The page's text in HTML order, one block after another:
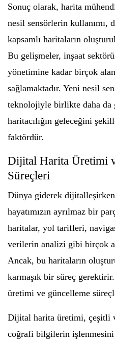
Sonuç olarak, harita
nesil sensörlerin kullanımı,
kapsamlı haritaların
Bu gelişmeler, inşaat
yönetimine kadar birçok
sağlamaktadır. Yeni nesil
teknolojiyle birlikte daha da
haritacılığın geleceğini
faktördür.
Dijital Harita Üretimi
Süreçleri
Dünya giderek
hayatımızın ayrılmaz bir
haritalar, yol tarifleri,
verilerin analizi gibi birçok
Ancak, bu haritaların
karmaşık bir süreç
üretimi ve güncelleme
Dijital harita üretimi, çeşitli
coğrafi bilgilerin işlenmesini